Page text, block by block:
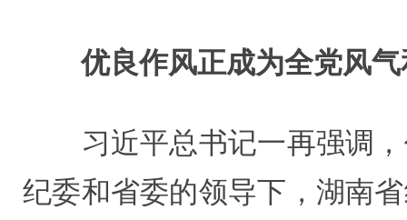
优良作风正成为全党风气
习近平总书记一再强调，
纪委和省委的领导下，湖南